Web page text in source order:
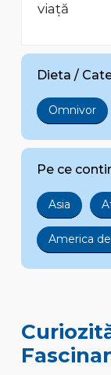
viață
Dieta /
Omnivor
Pe ce
Asia
America